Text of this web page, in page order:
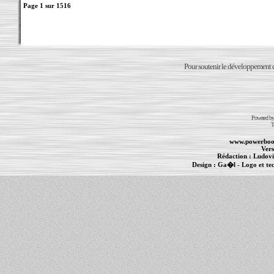
Page 1 sur 1516
Pour soutenir le développement
Powered
Rédaction :
Design : Ga�l- Logo et
MacBook Pro